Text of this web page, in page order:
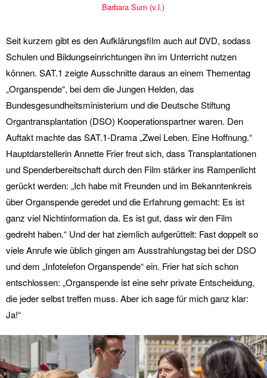
Barbara Sum (v.l.)
Seit kurzem gibt es den Aufklärungsfilm auch auf DVD, sodass
Schulen und Bildungseinrichtungen ihn im Unterricht nutzen
können. SAT.1 zeigte Ausschnitte daraus an einem Thementag
„Organspende“, bei dem die Jungen Helden, das
Bundesgesundheitsministerium und die Deutsche Stiftung
Organtransplantation (DSO) Kooperationspartner waren. Den
Auftakt machte das SAT.1-Drama „Zwei Leben. Eine Hoffnung.“
Hauptdarstellerin Annette Frier freut sich, dass Transplantationen
und Spenderbereitschaft durch den Film stärker ins Rampenlicht
gerückt werden: „Ich habe mit Freunden und im Bekanntenkreis
über Organspende geredet und die Erfahrung gemacht: Es ist
ganz viel Nichtinformation da. Es ist gut, dass wir den Film
gedreht haben.“ Und der hat ziemlich aufgerüttelt: Fast doppelt so
viele Anrufe wie üblich gingen am Ausstrahlungstag bei der DSO
und dem „Infotelefon Organspende“ ein. Frier hat sich schon
entschlossen: „Organspende ist eine sehr private Entscheidung,
die jeder selbst treffen muss. Aber ich sage für mich ganz klar:
Ja!“